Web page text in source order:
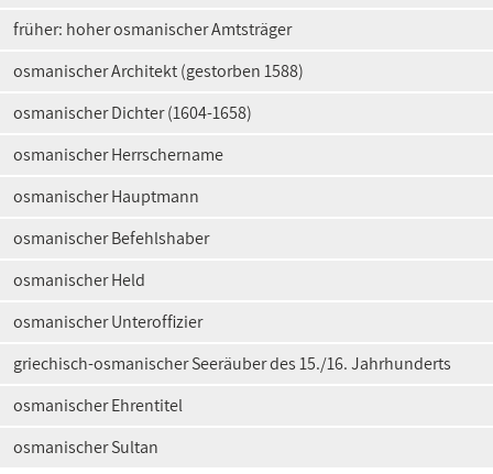
früher: hoher osmanischer Amtsträger
osmanischer Architekt (gestorben 1588)
osmanischer Dichter (1604-1658)
osmanischer Herrschername
osmanischer Hauptmann
osmanischer Befehlshaber
osmanischer Held
osmanischer Unteroffizier
griechisch-osmanischer Seeräuber des 15./16. Jahrhunderts
osmanischer Ehrentitel
osmanischer Sultan